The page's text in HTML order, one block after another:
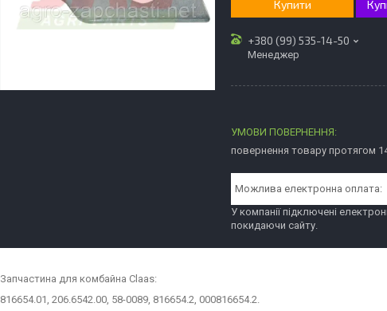
Купити
+380 (99) 535-14-50
Менеджер
повернення товару протягом
У компанії підключені
покидаючи сайту.
Запчастина для комбайна Claas:
816654.01, 206.6542.00, 58-0089, 816654.2, 000816654.2.